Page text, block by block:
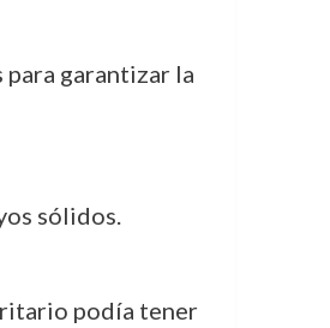
garantizar la
sólidos.
podía tener